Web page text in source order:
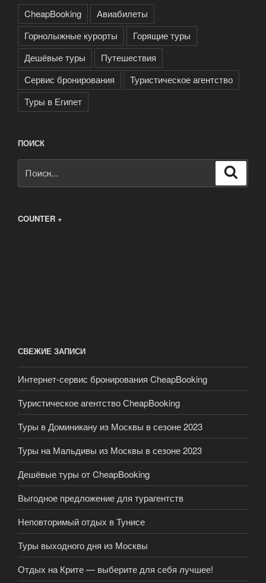
CheapBooking
Авиабилеты
Горнолыжные курорты
Горящие туры
Дешёвые туры
Путешествия
Сервис бронирования
Туристическое агентство
Туры в Египет
ПОИСК
COUNTER +
СВЕЖИЕ ЗАПИСИ
Интернет-сервис бронирования CheapBooking
Туристическое агентство СheapBooking
Туры в Доминикану из Москвы в сезоне 2023
Туры на Мальдивы из Москвы в сезоне 2023
Дешёвые туры от CheapBooking
Выгодное предложение для турагентств
Неповторимый отдых в Тунисе
Туры выходного дня из Москвы
Отдых на Крите — выберите для себя лучшее!